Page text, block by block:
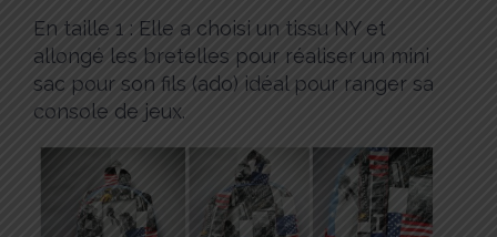
En taille 1 : Elle a choisi un tissu NY et
allongé les bretelles pour réaliser un mini
sac pour son fils (ado) idéal pour ranger sa
console de jeux.